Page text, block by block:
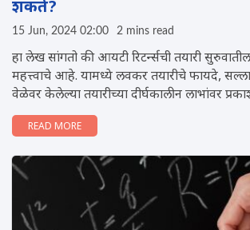
शकते?
15 Jun, 2024 02:00 2 mins read
हा लेख सांगतो की आयटी रिटर्न्सची तयारी
महत्त्वाचे आहे. यामध्ये लवकर तयारीचे फायदे,
वेळेवर केलेल्या तयारीच्या दीर्घकालीन लाभांवर
READ MORE